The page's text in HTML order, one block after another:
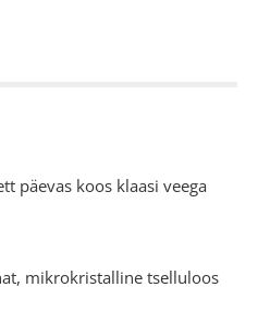
päevas koos klaasi veega
mikrokristalline tselluloos